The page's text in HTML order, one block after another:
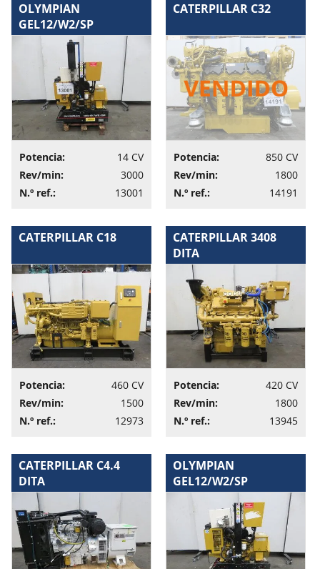
OLYMPIAN
GEL12/W2/SP
Potencia:
14 CV
Rev/min:
3000
N.º ref.:
13001
CATERPILLAR C32
Potencia:
850 CV
Rev/min:
1800
N.º ref.:
14191
CATERPILLAR C18
Potencia:
460 CV
Rev/min:
1500
N.º ref.:
12973
CATERPILLAR 3408
DITA
Potencia:
420 CV
Rev/min:
1800
N.º ref.:
13945
CATERPILLAR C4.4
DITA
OLYMPIAN
GEL12/W2/SP